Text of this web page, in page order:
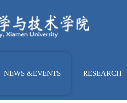
NEWS &EVENTS RESEARCH